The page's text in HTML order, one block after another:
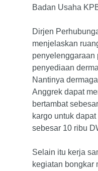
Badan Usaha
Dirjen
menjelaskan
penyelenggaraan
penyediaan
Nantinya
Anggrek dapat
bertambat
kargo untuk
sebesar 10 ribu
Selain itu kerja
kegiatan bongkar